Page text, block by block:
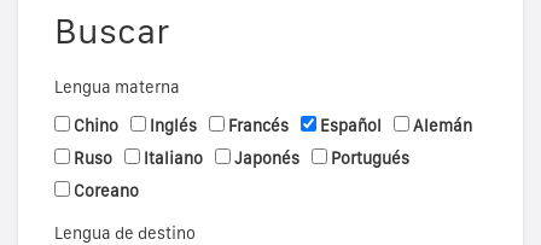
Buscar
Lengua materna
Chino
Inglés Francés Español
Alemán
Ruso
Italiano Japonés
Portugués
Coreano
Lengua de destino